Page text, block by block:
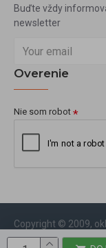
Buďte vždy
newsletter
Overenie
Nie som robot
Copyright © 2009,